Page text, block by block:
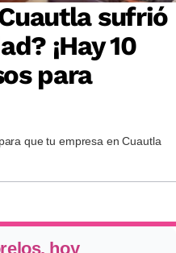
sufrió
¡Hay 10
para
que tu empresa en Cuautla
hoy